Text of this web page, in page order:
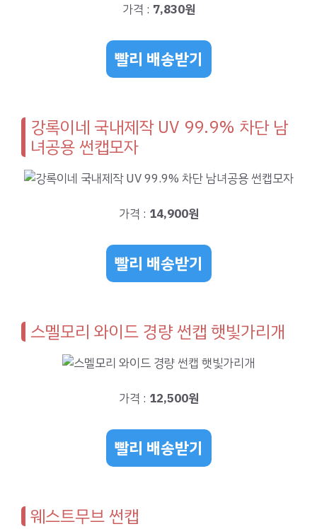
가격 : 7,830원
빨리 배송받기
강록이네 국내제작 UV 99.9% 차단 남
녀공용 썬캡모자
가격 : 14,900원
빨리 배송받기
스멜모리 와이드 경량 썬캡 햇빛가리개
가격 : 12,500원
빨리 배송받기
웨스트무브 썬캡